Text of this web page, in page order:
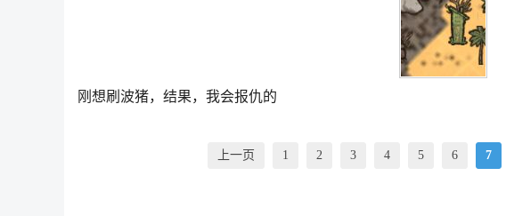
刚想刷波猪，结果，我会报仇的
上一页 1 2 3 4 5 6 7